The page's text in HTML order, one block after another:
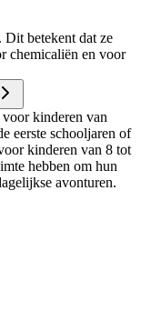
betekent dat ze
chemicaliën en voor
kinderen van
eerste schooljaren of
kinderen van 8 tot
hebben om hun
avonturen.